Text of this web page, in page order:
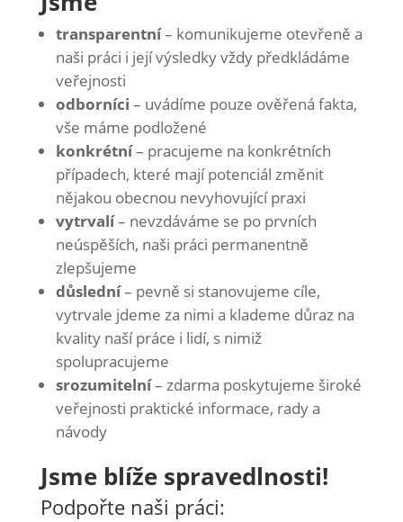
transparentní– komunikujeme otevřeně a
naši práci i její výsledky vždy předkládáme
veřejnosti
odborníci – uvádíme pouze ověřená fakta,
vše máme podložené
konkrétní– pracujeme na konkrétních
případech, které mají potenciál změnit
nějakou obecnou nevyhovující praxi
vytrvalí– nevzdáváme se po prvních
neúspěších, naši práci permanentně
zlepšujeme
důslední– pevně si stanovujeme cíle,
vytrvale jdeme za nimi a klademe důraz na
kvality naší práce i lidí, s nimiž
spolupracujeme
srozumitelní– zdarma poskytujeme široké
veřejnosti praktické informace, rady a
návody
Jsme blíže spravedlnosti!
Podpořte naši práci: